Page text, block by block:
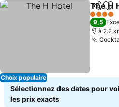
Choix populaire
Partager
The H
4 Étoiles
9,5
à 2.2
Sélectionnez des dates pour
les prix exacts